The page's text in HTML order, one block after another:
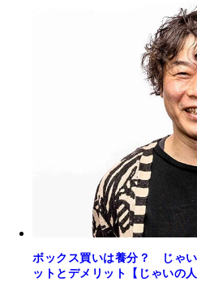
ボックス買いは養分？ じゃ
ットとデメリット【じゃいの